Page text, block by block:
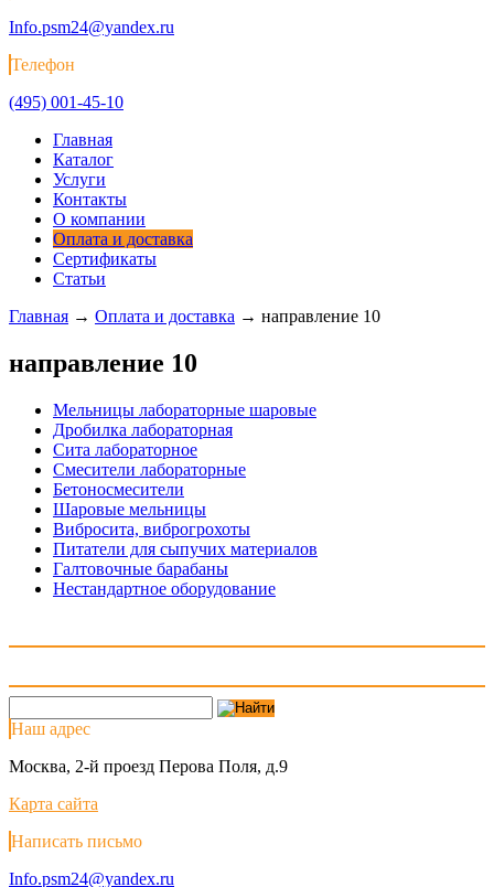
Info.psm24@yandex.ru
Телефон
(495) 001-45-10
Главная
Каталог
Услуги
Контакты
О компании
Оплата и доставка
Сертификаты
Статьи
Главная → Оплата и доставка → направление 10
направление 10
Мельницы лабораторные шаровые
Дробилка лабораторная
Сита лабораторное
Смесители лабораторные
Бетоносмесители
Шаровые мельницы
Вибросита, виброгрохоты
Питатели для сыпучих материалов
Галтовочные барабаны
Нестандартное оборудование
Наш адрес
Москва, 2-й проезд Перова Поля, д.9
Карта сайта
Написать письмо
Info.psm24@yandex.ru